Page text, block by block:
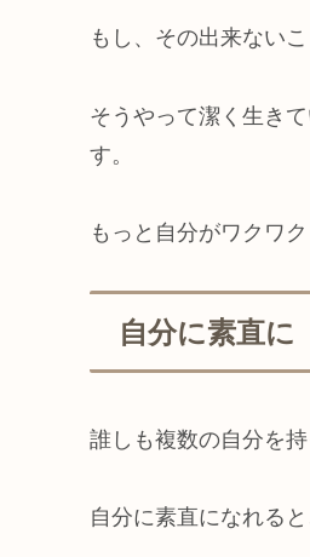
もし、その出来ない
そうやって潔く生き
す。
もっと自分がワクワ
自分に素直に
誰しも複数の自分を
自分に素直になれる